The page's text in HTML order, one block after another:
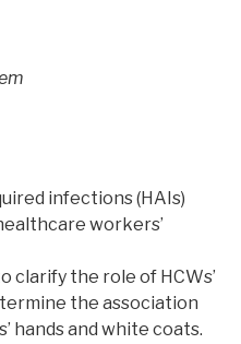
infections (HAIs)
workers’
clarify the role of HCWs’
the association
hands and white coats.